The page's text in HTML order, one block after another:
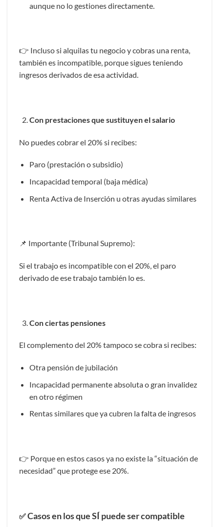
aunque no lo gestiones directamente.
👉 Incluso si alquilas tu negocio y cobras una renta,
también es incompatible, porque sigues teniendo
ingresos derivados de esa actividad.
Con prestaciones que sustituyen el salario
No puedes cobrar el 20% si recibes:
Paro (prestación o subsidio)
Incapacidad temporal (baja médica)
Renta Activa de Inserción u otras ayudas similares
📌 Importante (Tribunal Supremo):
Si el trabajo es incompatible con el 20%, el paro
derivado de ese trabajo también lo es.
Con ciertas pensiones
El complemento del 20% tampoco se cobra si recibes:
Otra pensión de jubilación
Incapacidad permanente absoluta o gran invalidez
en otro régimen
Rentas similares que ya cubren la falta de ingresos
👉 Porque en estos casos ya no existe la “situación de
necesidad” que protege ese 20%.
✅Casos en los que SÍ puede ser compatible